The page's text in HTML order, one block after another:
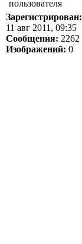
Зарегистрирован:
11 авг 2011, 09:35
Сообщения: 2262
Изображений: 0